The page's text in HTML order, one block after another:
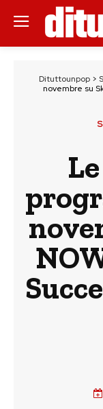
Dituttounpop>
novembre su